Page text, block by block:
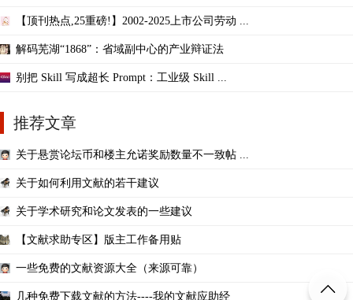
【顶刊热点,25重磅!】2002-2025上市公司劳动 ...
解码芜湖“1868”：省域副中心的产业辩证法
别把 Skill 写成超长 Prompt：工业级 Skill ...
推荐文章
关于悬赏论坛币和楼主允诺奖励数量不一致帖 ...
关于如何利用文献的若干建议
关于学术研究和论文发表的一些建议
【文献求助专区】版主工作备用贴
一些免费的文献资源大全（来源可靠）
几种免费下载文献的方法----我的文献应助经